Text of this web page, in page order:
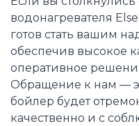
водонагревателя
готов стать вашим
обеспечив высокое
оперативное
Обращение к нам —
бойлер будет
качественно и с